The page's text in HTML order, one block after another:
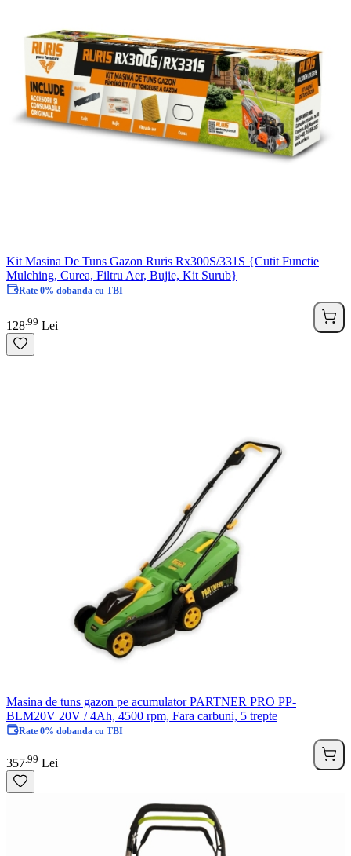
Kit Masina De Tuns Gazon Ruris Rx300S/331S {Cutit Functie
Mulching, Curea, Filtru Aer, Bujie, Kit Surub}
Rate 0% dobanda cu TBI
128 99 Lei
Masina de tuns gazon pe acumulator PARTNER PRO PP-
BLM20V 20V / 4Ah, 4500 rpm, Fara carbuni, 5 trepte
Rate 0% dobanda cu TBI
357 99 Lei